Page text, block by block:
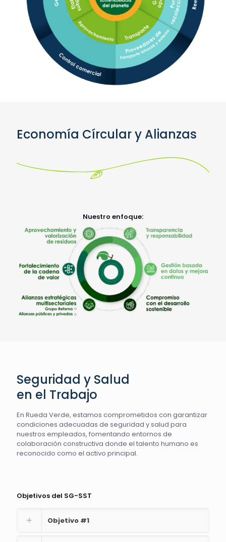
Economía Círcular y Alianzas
Nuestro enfoque:
Seguridad y Salud
en el Trabajo
En Rueda Verde, estamos comprometidos con garantizar
condiciones adecuadas de seguridad y salud para
nuestros empleados, fomentando entornos de
colaboración constructiva donde el talento humano es
reconocido como el activo principal.
Objetivos del SG-SST
Objetivo #1